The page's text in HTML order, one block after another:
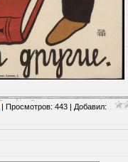
| Просмотров: 443 | Добавил: